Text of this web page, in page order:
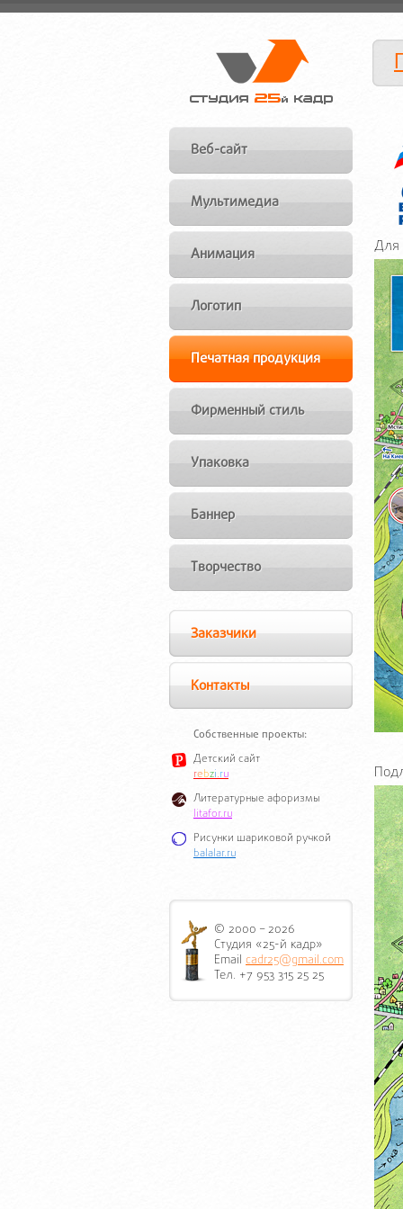
Веб-сайт
Мультимедиа
Анимация
Логотип
Печатная продукция
Фирменный стиль
Упаковка
Баннер
Творчество
Заказчики
Контакты
Собственные проекты:
Детский сайт
rebzi.ru
Литературные афоризмы
litafor.ru
Рисунки шариковой ручкой
balalar.ru
© 2000 – 2026
Студия «25-й кадр»
Email cadr25@gmail.com
Тел. +7 953 315 25 25
Для